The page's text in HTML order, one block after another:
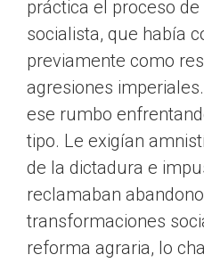
práctica el proceso
socialista, que había
previamente como
agresiones
ese rumbo
tipo. Le exigían
de la dictadura e
reclamaban
transformaciones
reforma agraria, lo